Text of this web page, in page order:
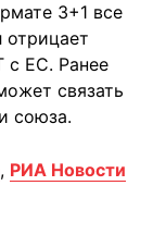
3+1 все
отрицает
с ЕС. Ранее
связать
союза.
, РИА Новости
Whatsapp
в Messenger
в LinkedIn